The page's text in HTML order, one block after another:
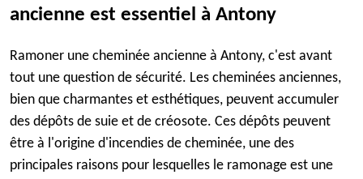
ancienne est essentiel à Antony
Ramoner une cheminée ancienne à Antony, c'est avant
tout une question de sécurité. Les cheminées anciennes,
bien que charmantes et esthétiques, peuvent accumuler
des dépôts de suie et de créosote. Ces dépôts peuvent
être à l'origine d'incendies de cheminée, une des
principales raisons pour lesquelles le ramonage est une